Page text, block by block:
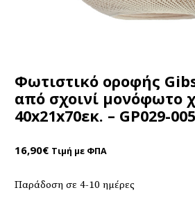
Φωτιστικό οροφής
από σχοινί μονόφωτο
40x21x70εκ. – GP029-
16,90€ Τιμή με ΦΠΑ
Παράδοση σε 4-10 ημέρες